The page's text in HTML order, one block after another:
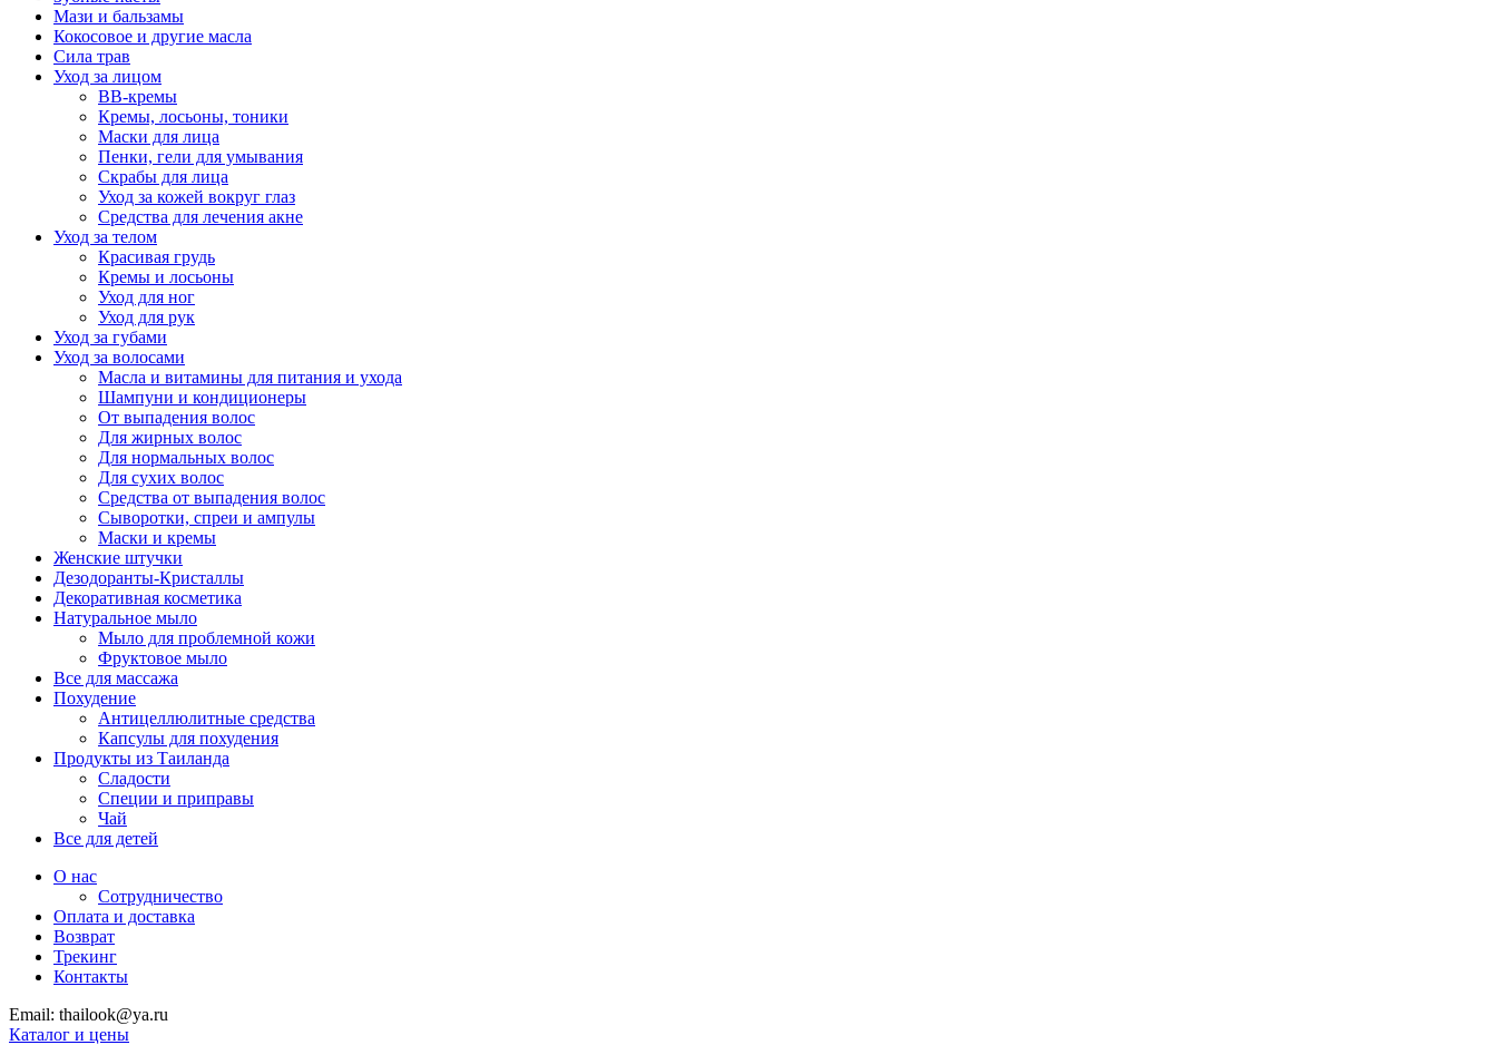
Мази и бальзамы
Кокосовое и другие масла
Сила трав
Уход за лицом
BB-кремы
Кремы, лосьоны, тоники
Маски для лица
Пенки, гели для умывания
Скрабы для лица
Уход за кожей вокруг глаз
Средства для лечения акне
Уход за телом
Красивая грудь
Кремы и лосьоны
Уход для ног
Уход для рук
Уход за губами
Уход за волосами
Масла и витамины для питания и ухода
Шампуни и кондиционеры
От выпадения волос
Для жирных волос
Для нормальных волос
Для сухих волос
Средства от выпадения волос
Сыворотки, спреи и ампулы
Маски и кремы
Женские штучки
Дезодоранты-Кристаллы
Декоративная косметика
Натуральное мыло
Мыло для проблемной кожи
Фруктовое мыло
Все для массажа
Похудение
Антицеллюлитные средства
Капсулы для похудения
Продукты из Таиланда
Сладости
Специи и приправы
Чай
Все для детей
О нас
Сотрудничество
Оплата и доставка
Возврат
Трекинг
Контакты
Email: thailook@ya.ru
Каталог и цены